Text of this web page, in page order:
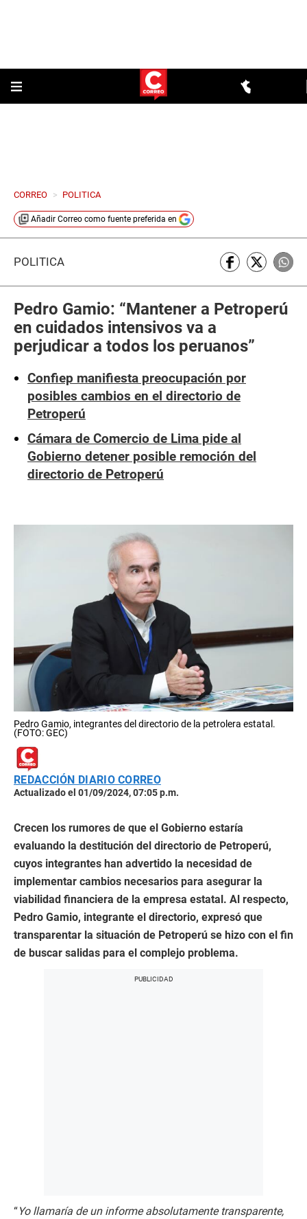
CORREO > POLITICA
Añadir Correo como fuente preferida en
POLÍTICA
Pedro Gamio: “Mantener a Petroperú
en cuidados intensivos va a
perjudicar a todos los peruanos”
Confiep manifiesta preocupación por
posibles cambios en el directorio de
Petroperú
Cámara de Comercio de Lima pide al
Gobierno detener posible remoción del
directorio de Petroperú
Pedro Gamio, integrantes del directorio de la petrolera estatal.
(FOTO: GEC)
REDACCIÓN DIARIO CORREO
Actualizado el 01/09/2024, 07:05 p.m.
Crecen los rumores de que el Gobierno estaría
evaluando la destitución del directorio de Petroperú,
cuyos integrantes han advertido la necesidad de
implementar cambios necesarios para asegurar la
viabilidad financiera de la empresa estatal. Al respecto,
Pedro Gamio, integrante el directorio, expresó que
transparentar la situación de Petroperú se hizo con el fin
de buscar salidas para el complejo problema.
“Yo llamaría de un informe absolutamente transparente,